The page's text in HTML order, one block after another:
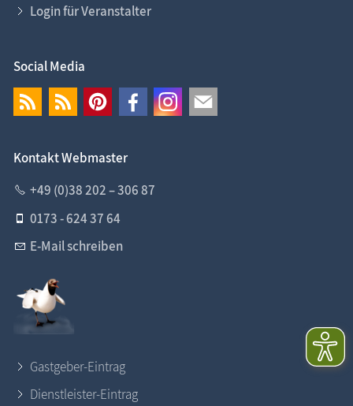
Login für Veranstalter
Social Media
Kontakt Webmaster
+49 (0)38 202 – 306 87
0173 - 624 37 64
E-Mail schreiben
Gastgeber-Eintrag
Dienstleister-Eintrag